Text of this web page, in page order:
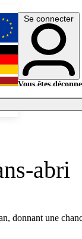
English
Deutsch
Se connecter
Vous êtes
abri
donnant une